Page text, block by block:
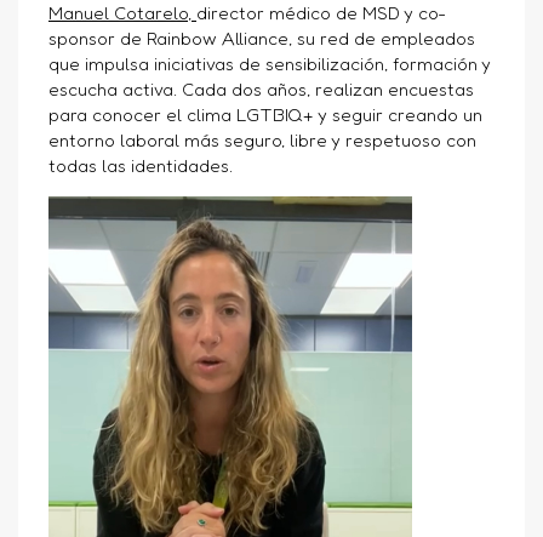
Manuel Cotarelo, director médico de MSD y co-
sponsor de Rainbow Alliance, su red de empleados
que impulsa iniciativas de sensibilización, formación y
escucha activa. Cada dos años, realizan encuestas
para conocer el clima LGTBIQ+ y seguir creando un
entorno laboral más seguro, libre y respetuoso con
todas las identidades.